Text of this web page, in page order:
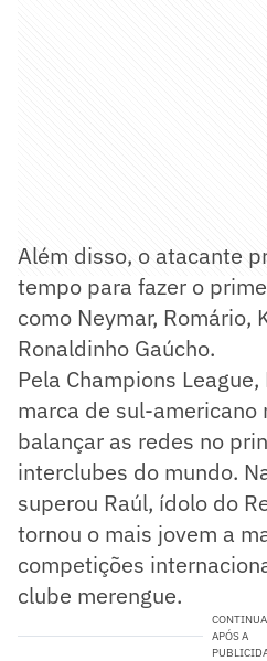
Além disso, o atacante
tempo para fazer o
como Neymar, Romário,
Ronaldinho Gaúcho.
Pela Champions
marca de sul-americano
balançar as redes no
interclubes do mundo.
superou Raúl, ídolo do
tornou o mais jovem a
competições
clube merengue.
CONTINUA
APÓS A